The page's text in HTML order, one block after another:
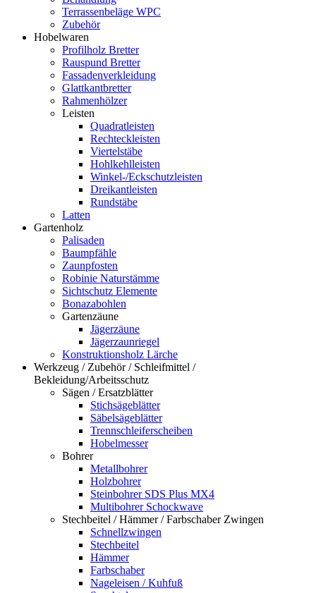
Terrassenbeläge WPC
Zubehör
Hobelwaren
Profilholz Bretter
Rauspund Bretter
Fassadenverkleidung
Glattkantbretter
Rahmenhölzer
Leisten
Quadratleisten
Rechteckleisten
Viertelstäbe
Hohlkehlleisten
Winkel-/Eckschutzleisten
Dreikantleisten
Rundstäbe
Latten
Gartenholz
Palisaden
Baumpfähle
Zaunpfosten
Robinie Naturstämme
Sichtschutz Elemente
Bonazabohlen
Gartenzäune
Jägerzäune
Jägerzaunriegel
Konstruktionsholz Lärche
Werkzeug / Zubehör / Schleifmittel /
Bekleidung/Arbeitsschutz
Sägen / Ersatzblätter
Stichsägeblätter
Säbelsägeblätter
Trennschleiferscheiben
Hobelmesser
Bohrer
Metallbohrer
Holzbohrer
Steinbohrer SDS Plus MX4
Multibohrer Schockwave
Stechbeitel / Hämmer / Farbschaber Zwingen
Schnellzwingen
Stechbeitel
Hämmer
Farbschaber
Nageleisen / Kuhfuß